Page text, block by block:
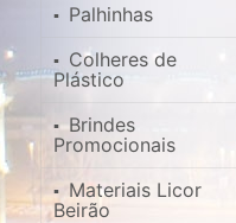
▪ Palhinhas
▪ Colheres de
Plástico
▪ Brindes
Promocionais
▪ Materiais Licor
Beirão